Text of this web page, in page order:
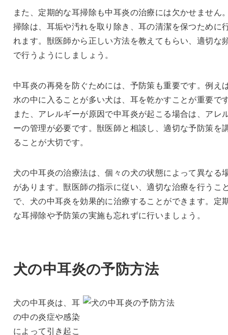
また、定期的な耳掃除も中耳炎の治療には欠かせません
掃除は、耳垢や汚れを取り除き、耳の清潔を保つために
れます。獣医師から正しい方法を教えてもらい、適切な
で行うようにしましょう。
中耳炎の再発を防ぐためには、予防策も重要です。例え
水の中に入ることが多い犬は、耳を乾かすことが重要で
また、アレルギーが原因で中耳炎が起こる場合は、アレ
ーの管理が必要です。獣医師と相談し、適切な予防策を
ることが大切です。
犬の中耳炎の治療法は、個々の犬の状態によって異なる
があります。獣医師の指示に従い、適切な治療を行うこ
で、犬の中耳炎を効果的に治療することができます。定
な耳掃除や予防策の実施も忘れずに行いましょう。
犬の中耳炎の予防方法
犬の中耳炎は、耳
の中の炎症や感染
によって引き起こ